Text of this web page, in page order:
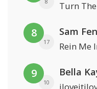
Turn
8
17
Sam
Rein Me
9
10
Bella